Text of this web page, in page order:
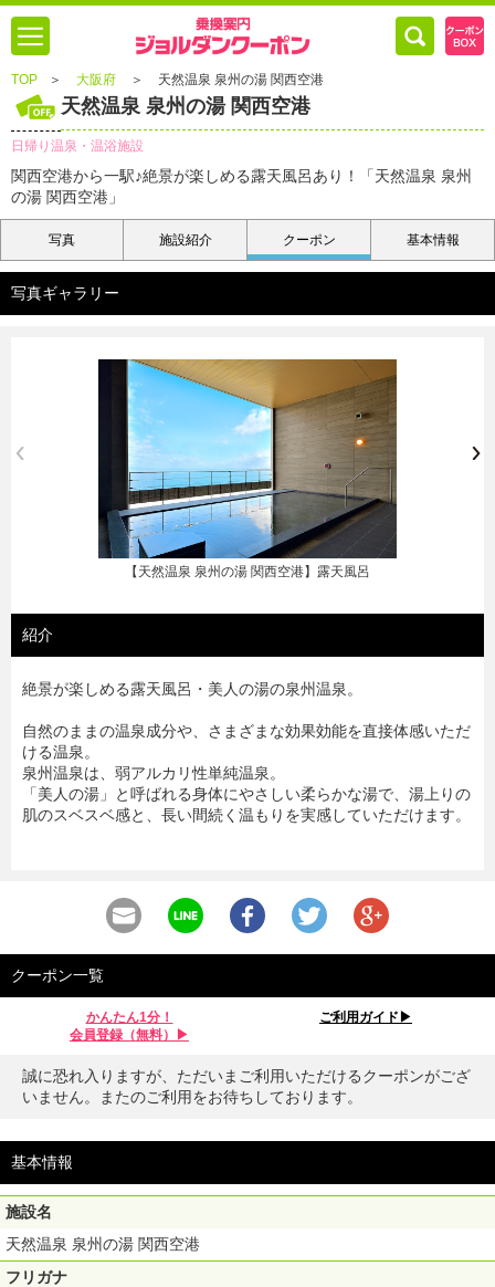
TOP ＞ 大阪府 ＞ 天然温泉 泉州の湯 関西空港
天然温泉 泉州の湯 関西空港
日帰り温泉・温浴施設
関西空港から一駅♪絶景が楽しめる露天風呂あり！「天然温泉 泉州
の湯 関西空港」
写真 施設紹介 クーポン 基本情報
写真ギャラリー
【天然温泉 泉州の湯 関西空港】露天風呂
紹介
絶景が楽しめる露天風呂・美人の湯の泉州温泉。
自然のままの温泉成分や、さまざまな効果効能を直接体感いただ
ける温泉。
泉州温泉は、弱アルカリ性単純温泉。
「美人の湯」と呼ばれる身体にやさしい柔らかな湯で、湯上りの
肌のスベスベ感と、長い間続く温もりを実感していただけます。
クーポン一覧
かんたん1分！
会員登録（無料）▶︎
ご利用ガイド▶︎
誠に恐れ入りますが、ただいまご利用いただけるクーポンがござ
いません。またのご利用をお待ちしております。
基本情報
施設名
天然温泉 泉州の湯 関西空港
フリガナ